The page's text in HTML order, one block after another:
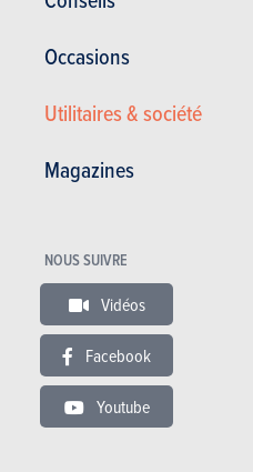
Occasions
Utilitaires & société
Magazines
NOUS SUIVRE
Vidéos
Facebook
Youtube
ÉLECTRIQUE
59.200 à